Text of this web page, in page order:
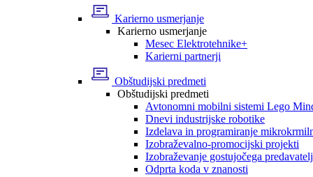
Karierno usmerjanje
Karierno usmerjanje
Mesec Elektrotehnike+
Karierni partnerji
Obštudijski predmeti
Obštudijski predmeti
Avtonomni mobilni sistemi Lego
Dnevi industrijske robotike
Izdelava in programiranje
Izobraževalno-promocijski projekti
Izobraževanje gostujočega
Odprta koda v znanosti